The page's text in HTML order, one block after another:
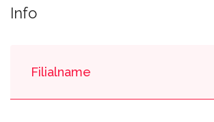
Info
Filialname